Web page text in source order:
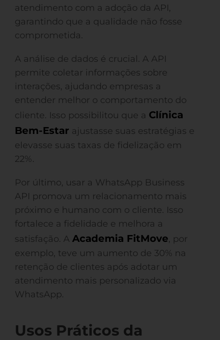
atendimento com a adoção da API,
garantindo que a qualidade não fosse
comprometida.
A análise de dados é crucial. A API
permite coletar informações sobre
interações, ajudando empresas a
entender melhor o comportamento do
cliente. Isso possibilitou que a Clínica
Bem-Estar ajustasse suas estratégias e
elevasse suas taxas de fidelização em
22%.
Por último, usar a WhatsApp Business
API promova um relacionamento mais
próximo e humano com o cliente. Isso
fortalece a fidelidade e melhora a
satisfação. A Academia FitMove, por
exemplo, teve um aumento de 30% na
retenção de clientes após adotar um
atendimento mais personalizado via
WhatsApp.
Usos Práticos da